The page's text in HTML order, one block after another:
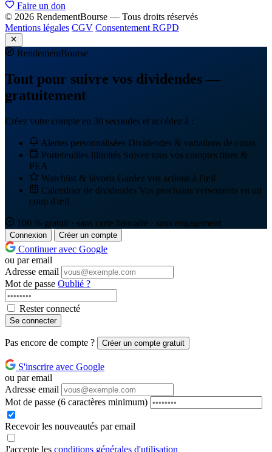
Faire un don
© 2026 RendementBourse — Tous droits réservés
Mentions légales CGV Consentement RGPD
RendementBourse
Tout pour suivre vos dividendes —
gratuitement
Créez votre compte en 30 secondes et accédez à :
Alertes personnalisées Dividendes & variations de cours
Portefeuilles illimités Suivez tous vos comptes titres &
PEA
Watchlist & favoris Gardez vos actions à l'œil
Calendrier de dividendes Vos prochains versements en un
coup d'œil
100 % gratuit · sans carte bancaire · sans engagement
Connexion Créer un compte
Continuer avec Google
ou par email
Adresse email
Mot de passe Oublié ?
Rester connecté
Se connecter
Pas encore de compte ? Créer un compte gratuit
S'inscrire avec Google
ou par email
Adresse email
Mot de passe (6 caractères minimum)
Recevoir les nouveautés par email
J'accepte les conditions générales d'utilisation